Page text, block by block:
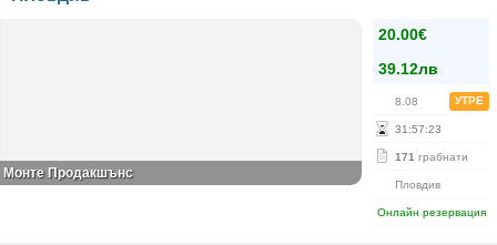
20.00€
39.12лв
8.08 УТРЕ
31 :57:22
171 грабнати
Пловдив
Онлайн резервация
Монте Продакшънс